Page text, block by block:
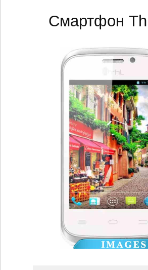
Смартфон